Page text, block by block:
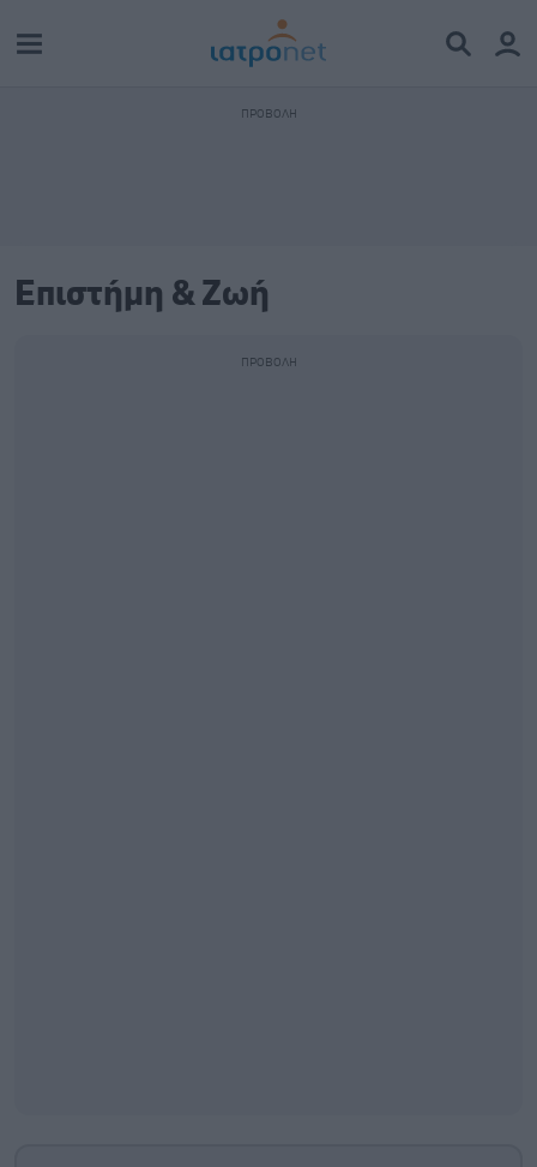
Επιστήμη & Ζωή